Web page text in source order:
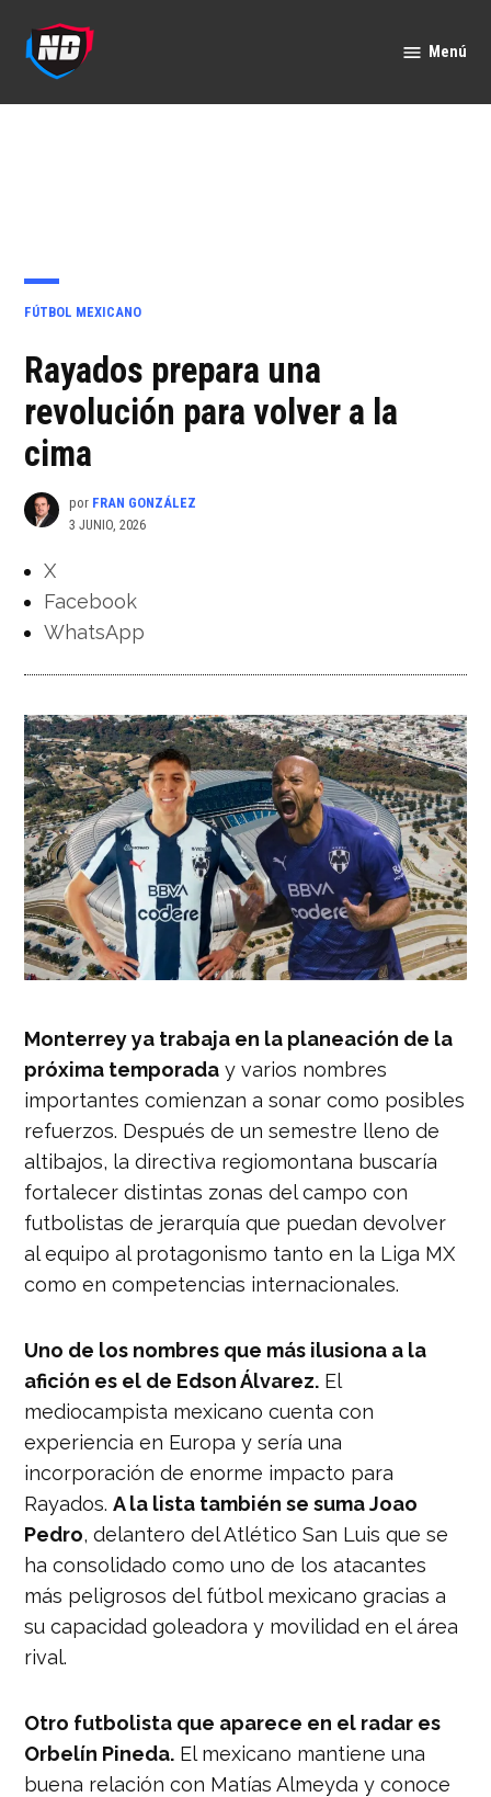
contenido
Menú
PUBLICADO
FÚTBOL MEXICANO
Rayados prepara una
revolución para volver a la
cima
por FRAN GONZÁLEZ
3 JUNIO, 2026
X
Facebook
WhatsApp
Monterrey ya trabaja en la planeación de la
próxima temporada y varios nombres
importantes comienzan a sonar como posibles
refuerzos. Después de un semestre lleno de
altibajos, la directiva regiomontana buscaría
fortalecer distintas zonas del campo con
futbolistas de jerarquía que puedan devolver
al equipo al protagonismo tanto en la Liga MX
como en competencias internacionales.
Uno de los nombres que más ilusiona a la
afición es el de Edson Álvarez. El
mediocampista mexicano cuenta con
experiencia en Europa y sería una
incorporación de enorme impacto para
Rayados.A la lista también se suma Joao
Pedro, delantero del Atlético San Luis que se
ha consolidado como uno de los atacantes
más peligrosos del fútbol mexicano gracias a
su capacidad goleadora y movilidad en el área
rival.
Otro futbolista que aparece en el radar es
Orbelín Pineda. El mexicano mantiene una
buena relación con Matías Almeyda y conoce